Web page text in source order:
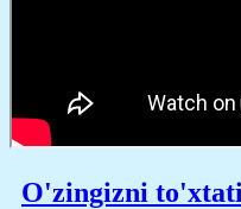
O'zingizni